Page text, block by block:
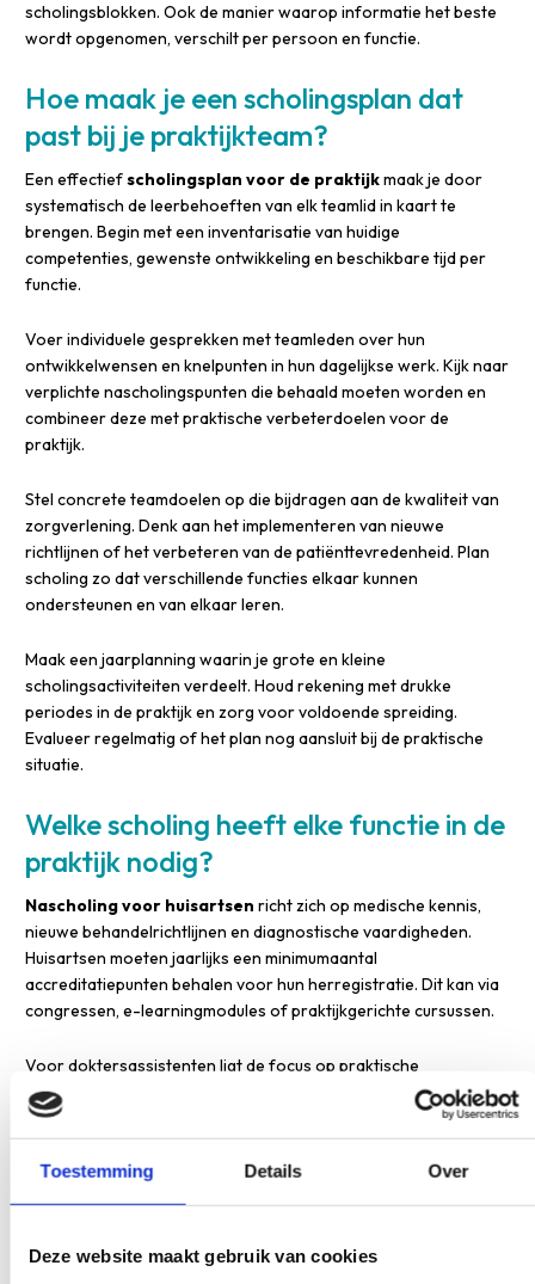
Toestemming Details Over
Deze website maakt gebruik van cookies
scholingsblokken. Ook de manier waarop informatie het beste
wordt opgenomen, verschilt per persoon en functie.
Hoe maak je een scholingsplan dat
past bij je praktijkteam?
Een effectiefscholingsplan voor de praktijkmaak je door
systematisch de leerbehoeften van elk teamlid in kaart te
brengen. Begin met een inventarisatie van huidige
competenties, gewenste ontwikkeling en beschikbare tijd per
functie.
Voer individuele gesprekken met teamleden over hun
ontwikkelwensen en knelpunten in hun dagelijkse werk. Kijk naar
verplichte nascholingspunten die behaald moeten worden en
combineer deze met praktische verbeterdoelen voor de
praktijk.
Stel concrete teamdoelen op die bijdragen aan de kwaliteit van
zorgverlening. Denk aan het implementeren van nieuwe
richtlijnen of het verbeteren van de patiënttevredenheid. Plan
scholing zo dat verschillende functies elkaar kunnen
ondersteunen en van elkaar leren.
Maak een jaarplanning waarin je grote en kleine
scholingsactiviteiten verdeelt. Houd rekening met drukke
periodes in de praktijk en zorg voor voldoende spreiding.
Evalueer regelmatig of het plan nog aansluit bij de praktische
situatie.
Welke scholing heeft elke functie in de
praktijk nodig?
Nascholing voor huisartsen richt zich op medische kennis,
nieuwe behandelrichtlijnen en diagnostische vaardigheden.
Huisartsen moeten jaarlijks een minimumaantal
accreditatiepunten behalen voor hun herregistratie. Dit kan via
congressen, e-learningmodules of praktijkgerichte cursussen.
Voor doktersassistenten ligt de focus op praktische
vaardigheden en specialistische ondersteuning.
Scholing voor
doktersassistenten
omvat bijvoorbeeld ECG-interpretatie,
wondzorg, triageren en administratieve processen. Post-mbo-
opleidingen bieden verdieping in specialismen zoals CVRM of
POH-S-nascholingconcentreert zich op preventie,